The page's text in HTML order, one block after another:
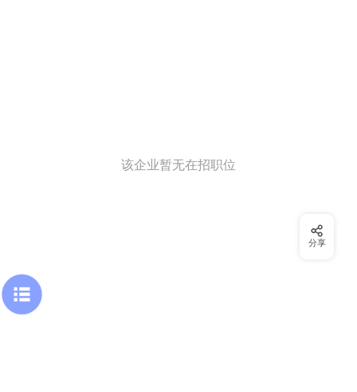
该企业暂无在招职位
分享